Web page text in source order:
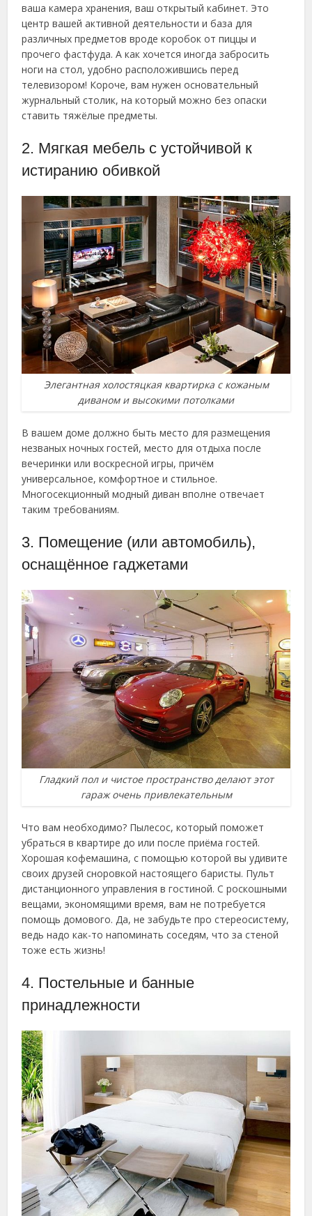
ваша камера хранения, ваш открытый кабинет. Это
центр вашей активной деятельности и база для
различных предметов вроде коробок от пиццы и
прочего фастфуда. А как хочется иногда забросить
ноги на стол, удобно расположившись перед
телевизором! Короче, вам нужен основательный
журнальный столик, на который можно без опаски
ставить тяжёлые предметы.
2. Мягкая мебель с устойчивой к
истиранию обивкой
Элегантная холостяцкая квартирка с кожаным
диваном и высокими потолками
В вашем доме должно быть место для размещения
незваных ночных гостей, место для отдыха после
вечеринки или воскресной игры, причём
универсальное, комфортное и стильное.
Многосекционный модный диван вполне отвечает
таким требованиям.
3. Помещение (или автомобиль),
оснащённое гаджетами
Гладкий пол и чистое пространство делают этот
гараж очень привлекательным
Что вам необходимо? Пылесос, который поможет
убраться в квартире до или после приёма гостей.
Хорошая кофемашина, с помощью которой вы удивите
своих друзей сноровкой настоящего баристы. Пульт
дистанционного управления в гостиной. С роскошными
вещами, экономящими время, вам не потребуется
помощь домового. Да, не забудьте про стереосистему,
ведь надо как-то напоминать соседям, что за стеной
тоже есть жизнь!
4. Постельные и банные
принадлежности